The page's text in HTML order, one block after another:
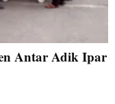
Antar Adik Ipar